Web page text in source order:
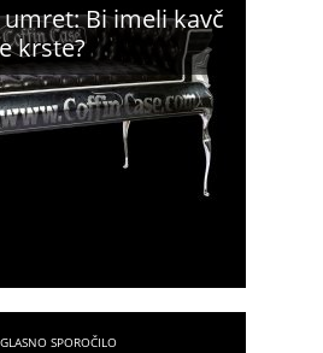
umret: Bi imeli kavč
krste?